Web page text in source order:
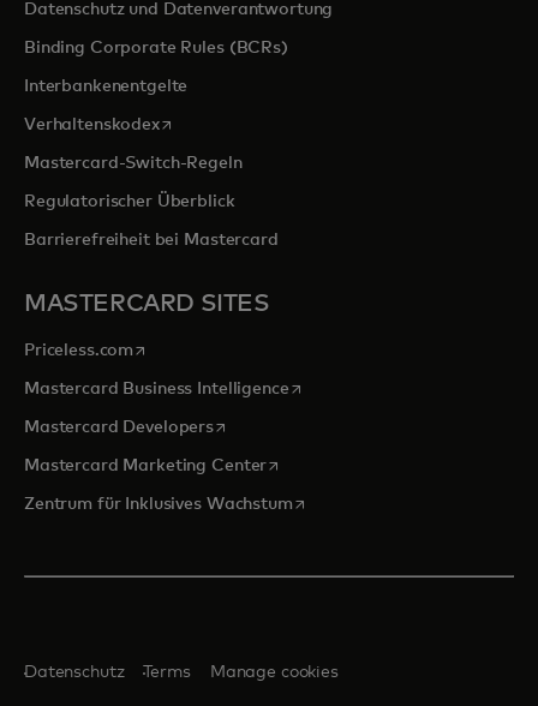
Datenschutz und Datenverantwortung
Binding Corporate Rules (BCRs)
Interbankenentgelte
Verhaltenskodexwird in einer neuen Registerkarte geöffnet
Mastercard-Switch-Regeln
Regulatorischer Überblick
Barrierefreiheit bei Mastercard
MASTERCARD SITES
Priceless.com wird in einer neuen Registerkarte geöffnet
Mastercard Business Intelligencewird in einer neuen
Mastercard Developerswird in einer neuen Registerkarte
Mastercard Marketing Centerwird in einer neuen
Zentrum für Inklusives Wachstumwird in einer neuen
Datenschutz Terms Manage cookies